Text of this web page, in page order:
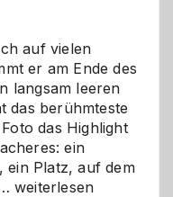
auf vielen
er am Ende des
langsam leeren
das berühmteste
das Highlight
ein
ein Platz, auf dem
Als
weiterlesen